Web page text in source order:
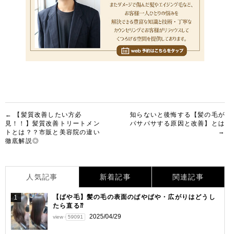
投
稿
ナ
ビ
ー
シ
ョ
← 【髪質改善したい方必
見！！】髪質改善トリートメン
トとは？？市販と美容院の違い
徹底解説◎
知らないと後悔する【髪の毛が
パサパサする原因と改善】とは
→
人気記事 新着記事 関連記事
1
【ぱや毛】髪の毛の表面のぱやぱや・広がりはどうし
たら直る⁇
view 59091 2025/04/29